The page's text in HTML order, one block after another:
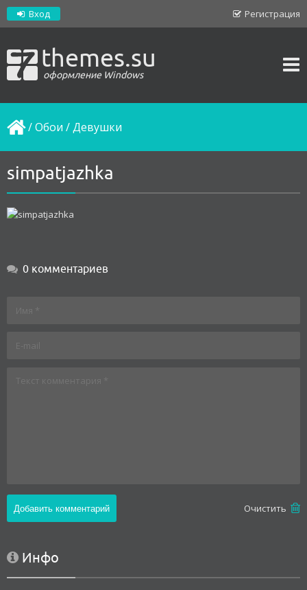
Регистрация
Вход
themes.su
оформление Windows
/Обои /Девушки
simpatjazhka
0 комментариев
Oчистить
Инфо